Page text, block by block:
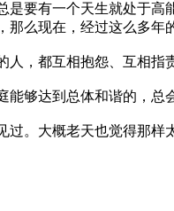
是要有一个天生就处于
那么现在，经过这么多年
人，都互相抱怨、互相指
能够达到总体和谐的，
过。大概老天也觉得那样